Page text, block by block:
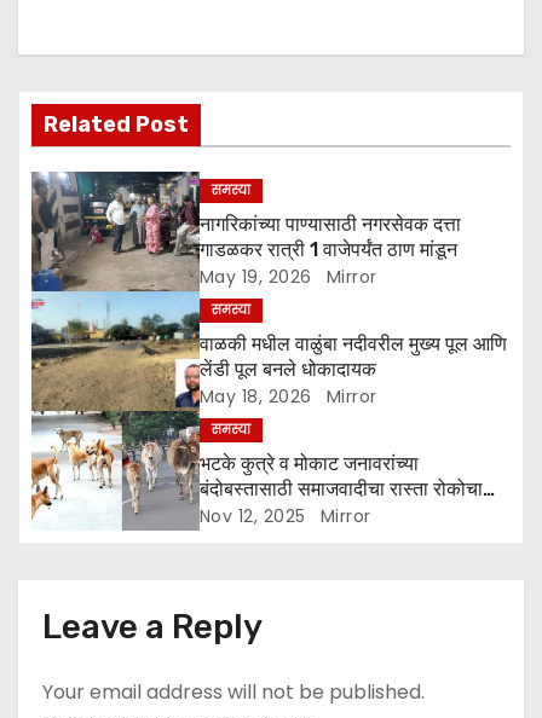
v
g
a
t
i
o
n
Related Post
समस्या
नागरिकांच्या पाण्यासाठी नगरसेवक दत्ता
गाडळकर रात्री 1 वाजेपर्यंत ठाण मांडून
May 19, 2026 Mirror
समस्या
वाळकी मधील वाळुंबा नदीवरील मुख्य पूल आणि
लेंडी पूल बनले धोकादायक
May 18, 2026 Mirror
समस्या
भटके कुत्रे व मोकाट जनावरांच्या
बंदोबस्तासाठी समाजवादीचा रास्ता रोकोचा
इशारा
Nov 12, 2025 Mirror
Leave a Reply
Your email address will not be published.